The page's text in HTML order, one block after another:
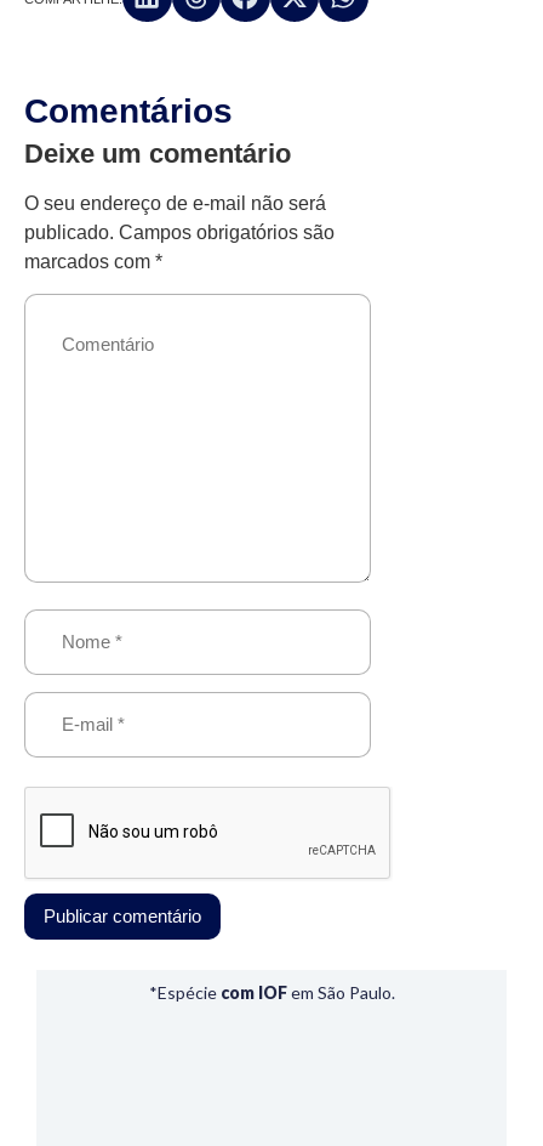
Comentários
Deixe um comentário
O seu endereço de e-mail não será
publicado. Campos obrigatórios são
marcados com *